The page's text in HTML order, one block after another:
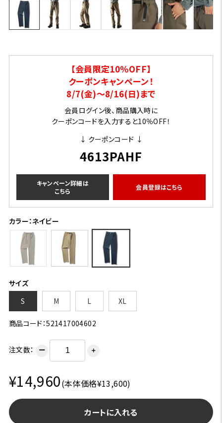
【会員限定10％OFF】
クーポンキャンペーン！
8/7(金)～8/16(日)まで
会員ログイン後、商品購入時に
クーポンコードを入力すると10％OFF！
↓ クーポンコード ↓
4613PAHF
キャンペーン詳細は
こちら
会員登録はこちら
カラー：ネイビー
サイズ
S
M L XL
商品コード：521417004602
注文数： ー ＋
¥14,960(本体価格¥13,600)
カートに入れる